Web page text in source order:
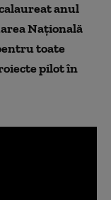
anul
Națională
toate
pilot în